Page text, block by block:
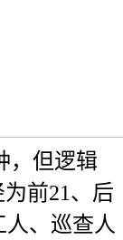
，但逻辑
前21、后
、巡查人